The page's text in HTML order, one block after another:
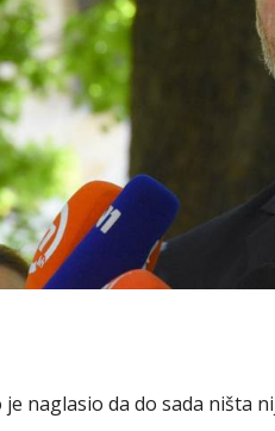
naglasio da do sada ništa